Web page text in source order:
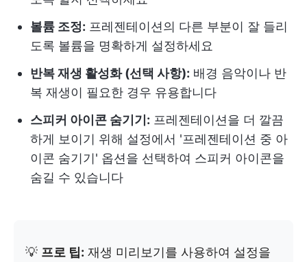
볼륨 조정: 프레젠테이션의 다른 부분이 잘 들리
도록 볼륨을 명확하게 설정하세요
반복 재생 활성화 (선택 사항): 배경 음악이나 반
복 재생이 필요한 경우 유용합니다
스피커 아이콘 숨기기: 프레젠테이션을 더 깔끔
하게 보이기 위해 설정에서 '프레젠테이션 중 아
이콘 숨기기' 옵션을 선택하여 스피커 아이콘을
숨길 수 있습니다
💡 프로 팁: 재생 미리보기를 사용하여 설정을